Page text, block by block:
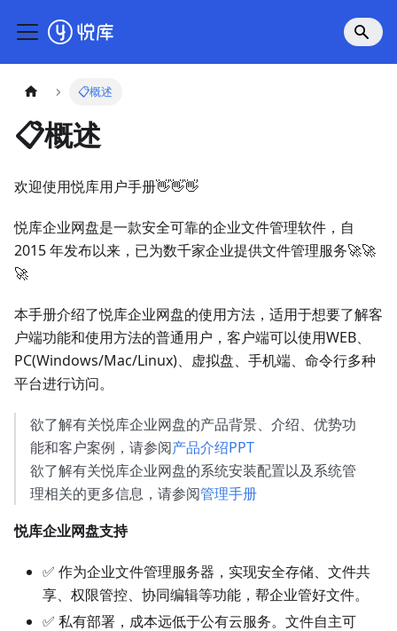
📋概述
📋概述
欢迎使用悦库用户手册👋👋👋
悦库企业网盘是一款安全可靠的企业文件管理软件，自
2015 年发布以来，已为数千家企业提供文件管理服务🚀🚀
🚀
本手册介绍了悦库企业网盘的使用方法，适用于想要了解客
户端功能和使用方法的普通用户，客户端可以使用WEB、
PC(Windows/Mac/Linux)、虚拟盘、手机端、命令行多种
平台进行访问。
欲了解有关悦库企业网盘的产品背景、介绍、优势功
能和客户案例，请参阅产品介绍PPT
欲了解有关悦库企业网盘的系统安装配置以及系统管
理相关的更多信息，请参阅管理手册
悦库企业网盘支持
✅ 作为企业文件管理服务器，实现安全存储、文件共
享、权限管控、协同编辑等功能，帮企业管好文件。
✅ 私有部署，成本远低于公有云服务。文件自主可